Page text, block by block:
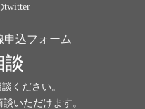
twitter
込フォーム
談
ください。
いただけます。